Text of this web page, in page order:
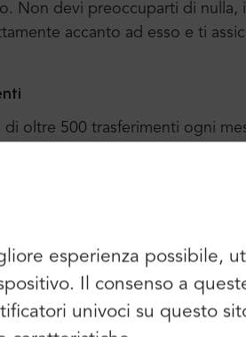
esperienza possibile,
Il consenso a
univoci su questo
Non devi preoccuparti di nulla,
accanto ad esso e ti
di oltre 500 trasferimenti ogni
che Trip-Advisor ci